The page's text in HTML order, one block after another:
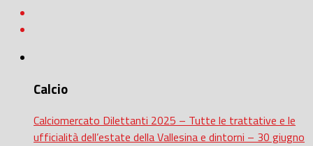
Calcio
Calciomercato Dilettanti 2025 – Tutte le trattative e le
ufficialità dell’estate della Vallesina e dintorni – 30 giugno